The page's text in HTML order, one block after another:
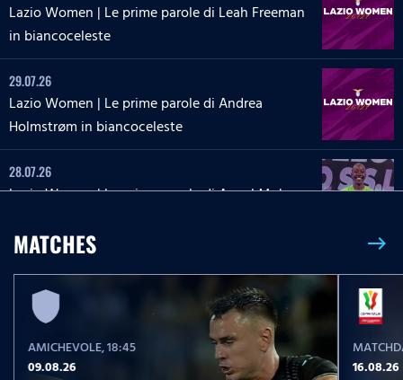
Lazio Women | Le prime parole di Leah Freeman
in biancoceleste
29.07.26
Lazio Women | Le prime parole di Andrea
Holmstrøm in biancoceleste
28.07.26
Lazio Women | Le prime parole di Angel Mukasa
Lazio Women | Le parole di Martina Zanoli a
Lazio Style Tv
27.07.26
MATCHES east
AMICHEVOLE, 18:45
09.08.26
16.08.26